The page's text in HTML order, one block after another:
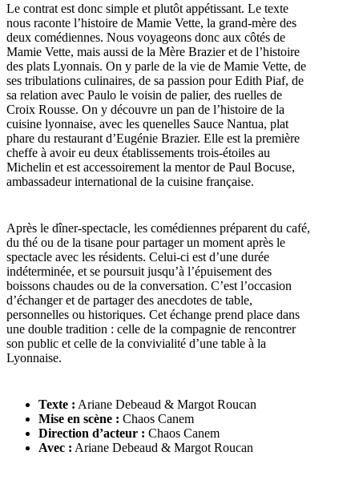
Le contrat est donc simple et plutôt appétissant. Le texte
nous raconte l’histoire de Mamie Vette, la grand-mère des
deux comédiennes. Nous voyageons donc aux côtés de
Mamie Vette, mais aussi de la Mère Brazier et de l’histoire
des plats Lyonnais. On y parle de la vie de Mamie Vette, de
ses tribulations culinaires, de sa passion pour Edith Piaf, de
sa relation avec Paulo le voisin de palier, des ruelles de
Croix Rousse. On y découvre un pan de l’histoire de la
cuisine lyonnaise, avec les quenelles Sauce Nantua, plat
phare du restaurant d’Eugénie Brazier. Elle est la première
cheffe à avoir eu deux établissements trois-étoiles au
Michelin et est accessoirement la mentor de Paul Bocuse,
ambassadeur international de la cuisine française.
Après le dîner-spectacle, les comédiennes préparent du café,
du thé ou de la tisane pour partager un moment après le
spectacle avec les résidents. Celui-ci est d’une durée
indéterminée, et se poursuit jusqu’à l’épuisement des
boissons chaudes ou de la conversation. C’est l’occasion
d’échanger et de partager des anecdotes de table,
personnelles ou historiques. Cet échange prend place dans
une double tradition : celle de la compagnie de rencontrer
son public et celle de la convivialité d’une table à la
Lyonnaise.
Texte : Ariane Debeaud & Margot Roucan
Mise en scène : Chaos Canem
Direction d’acteur : Chaos Canem
Avec : Ariane Debeaud & Margot Roucan